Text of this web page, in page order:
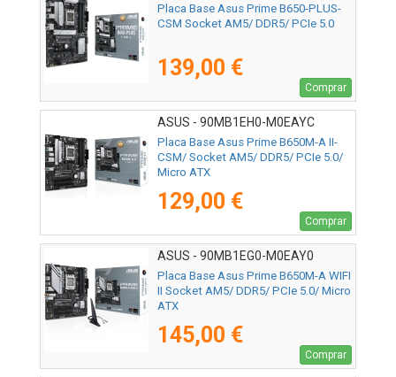
Placa Base Asus Prime B650-PLUS-
CSM Socket AM5/ DDR5/ PCIe 5.0
139,00 €
Comprar
ASUS - 90MB1EH0-M0EAYC
Placa Base Asus Prime B650M-A II-
CSM/ Socket AM5/ DDR5/ PCIe 5.0/
Micro ATX
129,00 €
Comprar
ASUS - 90MB1EG0-M0EAY0
Placa Base Asus Prime B650M-A WIFI
II Socket AM5/ DDR5/ PCIe 5.0/ Micro
ATX
145,00 €
Comprar